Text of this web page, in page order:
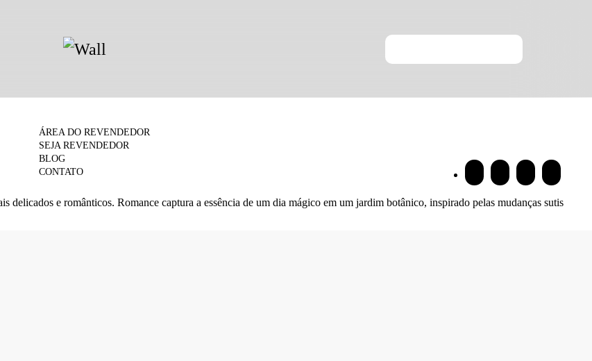
ÁREA DO REVENDEDOR
SEJA REVENDEDOR
BLOG
CONTATO
delicados e românticos. Romance captura a essência de um dia mágico em um jardim botânico, inspirado pelas mudanças sutis